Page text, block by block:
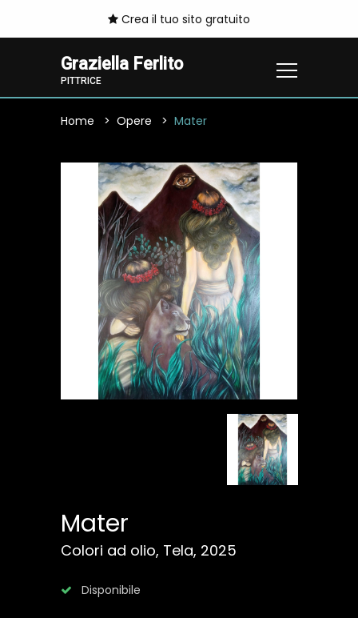
Crea il tuo sito gratuito
Graziella Ferlito
PITTRICE
Home Opere Mater
Mater
Colori ad olio, Tela, 2025
Disponibile